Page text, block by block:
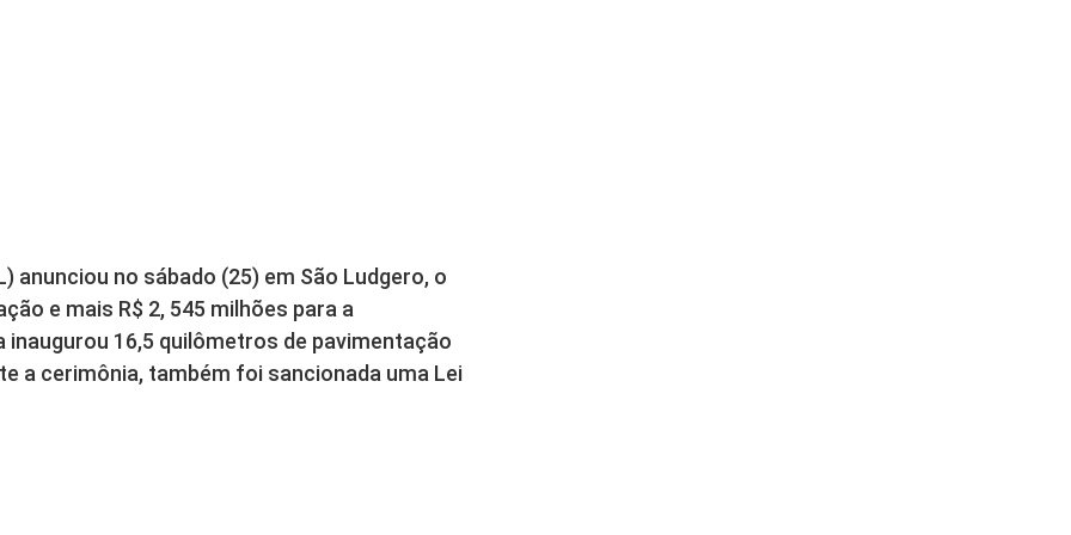
anunciou no sábado (25) em São Ludgero, o
e mais R$ 2, 545 milhões para a
16,5 quilômetros de pavimentação
a cerimônia, também foi sancionada uma Lei